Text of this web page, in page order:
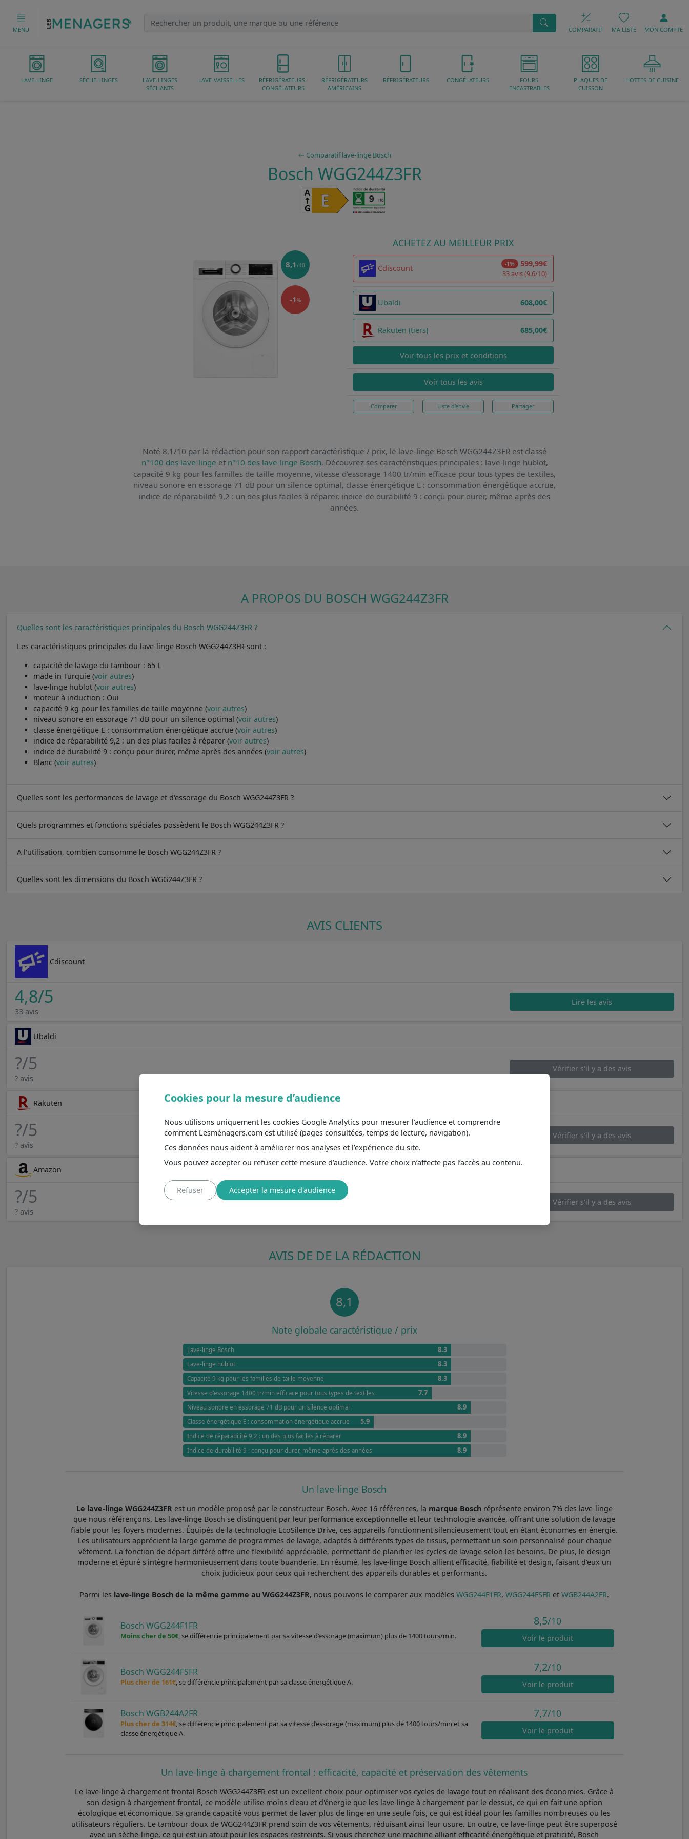
MENU COMPARATIF MA LISTE MON COMPTE
LAVE-LINGE SÈCHE-LINGES
LAVE-LINGES
SÉCHANTS
LAVE-VAISSELLES
RÉFRIGÉRATEURS-
CONGÉLATEURS
RÉFRIGÉRATEURS
AMÉRICAINS
RÉFRIGÉRATEURS CONGÉLATEURS
FOURS
ENCASTRABLES
PLAQUES DE
CUISSON
HOTTES DE CUISINE
Comparatif lave-linge Bosch
Bosch WGG244Z3FR
8,1 /10
-1 %
ACHETEZ AU MEILLEUR PRIX
Cdiscount -1% 599,99€
33 avis (9.6/10)
Ubaldi 608,00€
Rakuten (tiers) 685,00€
Voir tous les prix et conditions
Voir tous les avis
Comparer Liste d'envie Partager
Noté 8,1/10 par la rédaction pour son rapport caractéristique / prix, le lave-linge Bosch WGG244Z3FRest classé
n°100 des lave-linge et n°10 des lave-linge Bosch. Découvrez ses caractéristiques principales : lave-linge hublot,
capacité 9 kg pour les familles de taille moyenne, vitesse d'essorage 1400 tr/min efficace pour tous types de textiles,
niveau sonore en essorage 71 dB pour un silence optimal, classe énergétique E : consommation énergétique accrue,
indice de réparabilité 9,2 : un des plus faciles à réparer, indice de durabilité 9 : conçu pour durer, même après des
années.
A PROPOS DU BOSCH WGG244Z3FR
Quelles sont les caractéristiques principales du Bosch WGG244Z3FR ?
Les caractéristiques principales du lave-linge Bosch WGG244Z3FR sont :
capacité de lavage du tambour : 65 L
made in Turquie (voir autres)
lave-linge hublot (voir autres)
moteur à induction : Oui
capacité 9 kg pour les familles de taille moyenne (voir autres)
niveau sonore en essorage 71 dB pour un silence optimal (voir autres)
classe énergétique E : consommation énergétique accrue (voir autres)
indice de réparabilité 9,2 : un des plus faciles à réparer (voir autres)
indice de durabilité 9 : conçu pour durer, même après des années (voir autres)
Blanc (voir autres)
Quelles sont les performances de lavage et d'essorage du Bosch WGG244Z3FR ?
Quels programmes et fonctions spéciales possèdent le Bosch WGG244Z3FR ?
A l'utilisation, combien consomme le Bosch WGG244Z3FR ?
Quelles sont les dimensions du Bosch WGG244Z3FR ?
AVIS CLIENTS
Cdiscount
4,8/5
33 avis
Lire les avis
Ubaldi
?/5
? avis
Vérifier s'il y a des avis
Rakuten
?/5
? avis
Vérifier s'il y a des avis
Amazon
?/5
? avis
Vérifier s'il y a des avis
AVIS DE DE LA RÉDACTION
8,1
Note globale caractéristique / prix
Lave-linge Bosch 8.3
Lave-linge hublot 8.3
Capacité 9 kg pour les familles de taille moyenne 8.3
Vitesse d'essorage 1400 tr/min efficace pour tous types de textiles 7.7
Niveau sonore en essorage 71 dB pour un silence optimal 8.9
Classe énergétique E : consommation énergétique accrue 5.9
Indice de réparabilité 9,2 : un des plus faciles à réparer 8.9
Indice de durabilité 9 : conçu pour durer, même après des années 8.9
Un lave-linge Bosch
Le lave-linge WGG244Z3FR est un modèle proposé par le constructeur Bosch. Avec 16 références, la marque Boschréprésente environ 7% des lave-linge
que nous référençons. Les lave-linge Bosch se distinguent par leur performance exceptionnelle et leur technologie avancée, offrant une solution de lavage
fiable pour les foyers modernes. Équipés de la technologie EcoSilence Drive, ces appareils fonctionnent silencieusement tout en étant économes en énergie.
Les utilisateurs apprécient la large gamme de programmes de lavage, adaptés à différents types de tissus, permettant un soin personnalisé pour chaque
vêtement. La fonction de départ différé offre une flexibilité appréciable, permettant de planifier les cycles de lavage selon les besoins. De plus, le design
moderne et épuré s'intègre harmonieusement dans toute buanderie. En résumé, les lave-linge Bosch allient efficacité, fiabilité et design, faisant d'eux un
choix judicieux pour ceux qui recherchent des appareils durables et performants.
Parmi les lave-linge Bosch de la même gamme au WGG244Z3FR, nous pouvons le comparer aux modèlesWGG244F1FR,WGG244FSFR etWGB244A2FR.
Bosch WGG244F1FR
Moins cher de 50€, se différencie principalement par sa vitesse d’essorage (maximum) plus de 1400 tours/min.
8,5/10
Voirle produit
Bosch WGG244FSFR
Plus cher de 161€, se différencie principalement par sa classe énergétique A.
7,2/10
Voirle produit
Bosch WGB244A2FR
Plus cher de 314€, se différencie principalement par sa vitesse d’essorage (maximum) plus de 1400 tours/min et sa
classe énergétique A.
7,7/10
Voirle produit
Un lave-linge à chargement frontal : efficacité, capacité et préservation des vêtements
Le lave-linge à chargement frontal Bosch WGG244Z3FR est un excellent choix pour optimiser vos cycles de lavage tout en réalisant des économies. Grâce à
son design à chargement frontal, ce modèle utilise moins d'eau et d'énergie que les lave-linge à chargement par le dessus, ce qui en fait une option
écologique et économique. Sa grande capacité vous permet de laver plus de linge en une seule fois, ce qui est idéal pour les familles nombreuses ou les
utilisateurs réguliers. Le tambour doux de WGG244Z3FR prend soin de vos vêtements, réduisant ainsi leur usure. En outre, ce lave-linge peut être superposé
avec un sèche-linge, ce qui est un atout pour les espaces restreints. Si vous cherchez une machine alliant efficacité énergétique et praticité, Bosch
Cookies pour la mesure d’audience
Nous utilisons uniquement les cookies Google Analytics pour mesurer l’audience et comprendre
comment Lesménagers.com est utilisé (pages consultées, temps de lecture, navigation).
Ces données nous aident à améliorer nos analyses et l’expérience du site.
Vous pouvez accepter ou refuser cette mesure d’audience. Votre choix n’affecte pas l’accès au contenu.
Refuser Accepter la mesure d'audience